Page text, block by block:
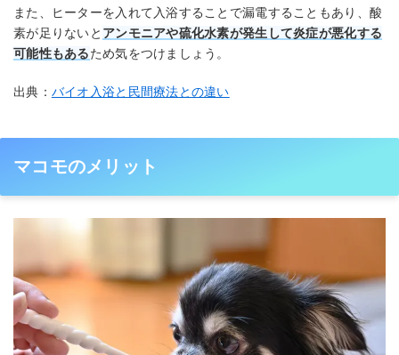
また、ヒーターを入れて入浴することで漏電することもあり、酸
素が足りないと アンモニアや硫化水素が発生して炎症が悪化する
可能性もあるため気をつけましょう。
出典： バイオ入浴と民間療法との違い
マコモのメリット